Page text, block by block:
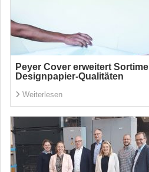
Peyer Cover erweitert
Designpapier-Qualitäten
Weiterlesen